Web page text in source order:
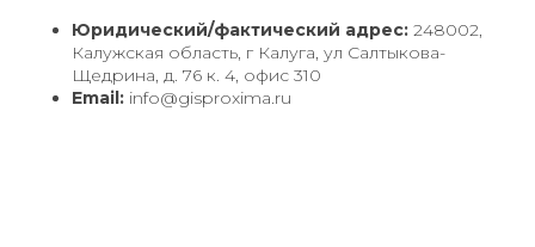
Юридический/фактический адрес: 248002,
Калужская область, г Калуга, ул Салтыкова-
Щедрина, д. 76 к. 4, офис 310
Email: info@gisproxima.ru